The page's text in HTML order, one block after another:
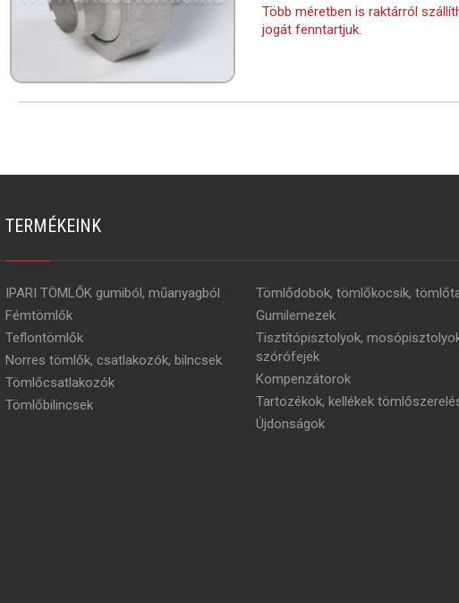
Több méretben is raktárról
jogát fenntartjuk.
TERMÉKEINK
IPARI TÖMLŐK gumiból, műanyagból
Fémtömlők
Teflontömlők
Norres tömlők, csatlakozók, bilncsek
Tömlőcsatlakozók
Tömlőbilincsek
Tömlődobok, tömlőkocsik,
Gumilemezek
Tisztítópisztolyok,
szórófejek
Kompenzátorok
Tartozékok, kellékek
Újdonságok